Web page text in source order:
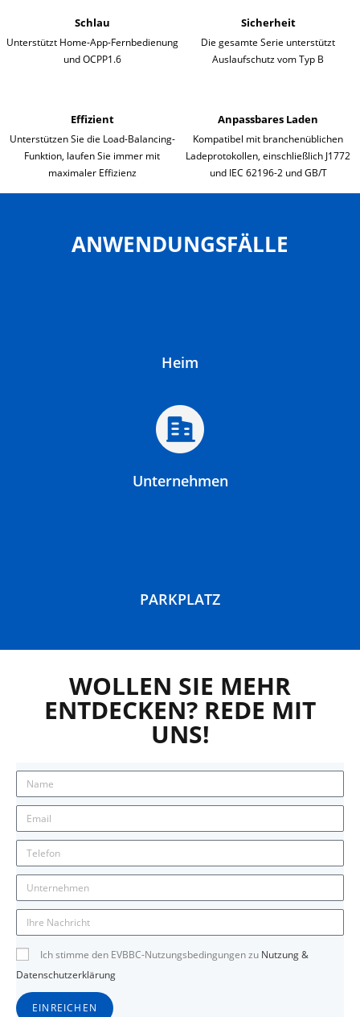
Schlau
Unterstützt Home-App-Fernbedienung
und OCPP1.6
Sicherheit
Die gesamte Serie unterstützt
Auslaufschutz vom Typ B
Effizient
Unterstützen Sie die Load-Balancing-
Funktion, laufen Sie immer mit
maximaler Effizienz
Anpassbares Laden
Kompatibel mit branchenüblichen
Ladeprotokollen, einschließlich J1772
und IEC 62196-2 und GB/T
ANWENDUNGSFÄLLE
Heim
Unternehmen
PARKPLATZ
WOLLEN SIE MEHR
ENTDECKEN? REDE MIT
UNS!
Ich stimme den EVBBC-Nutzungsbedingungen zu Nutzung &
Datenschutzerklärung
EINREICHEN